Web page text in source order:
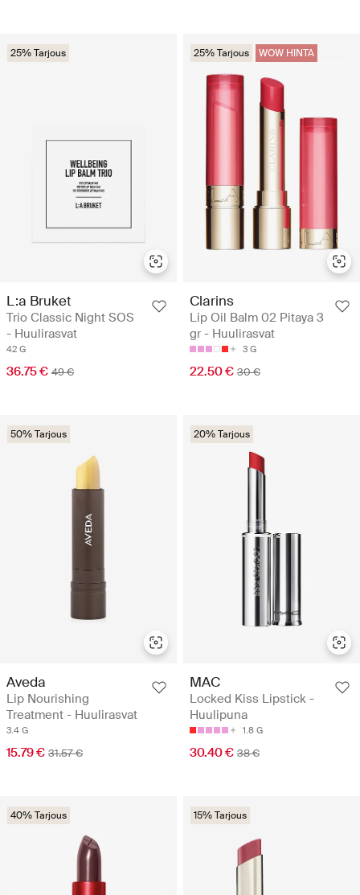
25% Tarjous
L:a Bruket
Trio Classic Night SOS
- Huulirasvat
42 G
36.75 € 49 €
25% Tarjous WOW HINTA
Clarins
Lip Oil Balm 02 Pitaya 3
gr - Huulirasvat
3 G
22.50 € 30 €
50% Tarjous
Aveda
Lip Nourishing
Treatment - Huulirasvat
3.4 G
15.79 € 31.57 €
20% Tarjous
MAC
Locked Kiss Lipstick -
Huulipuna
1.8 G
30.40 € 38 €
40% Tarjous 15% Tarjous